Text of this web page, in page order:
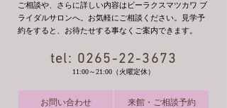
ご相談や、さらに詳しい内容はビーラクスマツカワ ブ
ライダルサロンへ。お気軽にご相談ください。見学予
約をすると、お待たせする事なくご案内できます。
tel: 0265-22-3673
11:00～21:00（火曜定休）
お問い合わせ 来館・ご相談予約